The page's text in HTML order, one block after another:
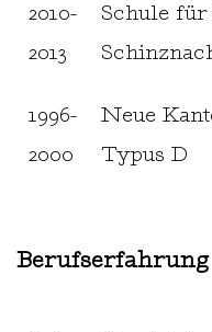
2010-
2013
Schule für
1996-
2000
Neue
Typus D
Berufserfahrung